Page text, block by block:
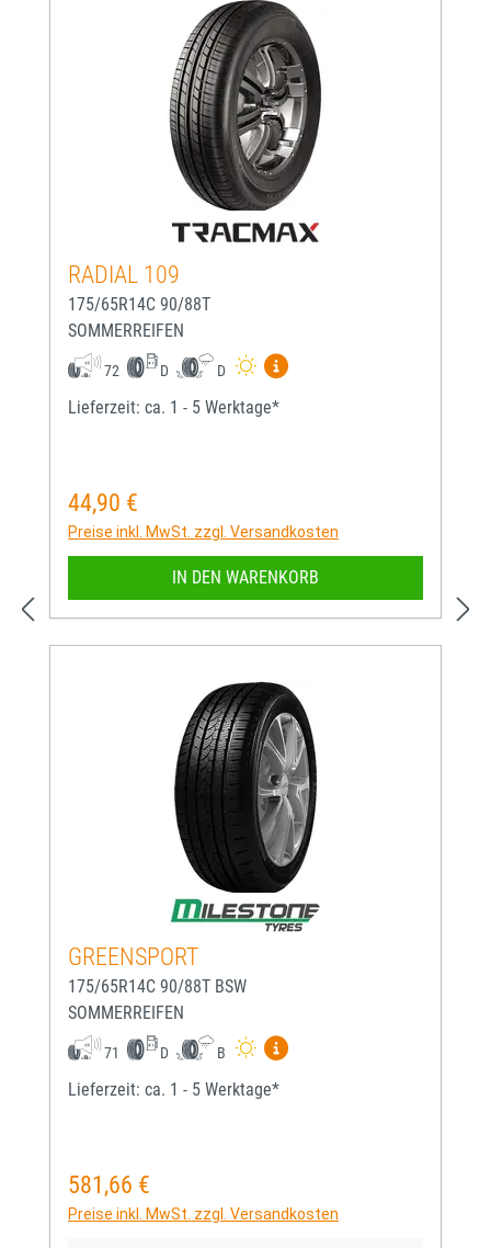
RADIAL 109
175/65R14C 90/88T
SOMMERREIFEN
72 D D
Mehr Informationen zum
Lieferzeit: ca. 1 - 5 Werktage*
Regulärer Preis:
44,90 €
Preise inkl. MwSt. zzgl. Versandkosten
IN DEN WARENKORB
GREENSPORT
175/65R14C 90/88T BSW
SOMMERREIFEN
71 D B
Mehr Informationen zum
Lieferzeit: ca. 1 - 5 Werktage*
Regulärer Preis:
581,66 €
Preise inkl. MwSt. zzgl. Versandkosten